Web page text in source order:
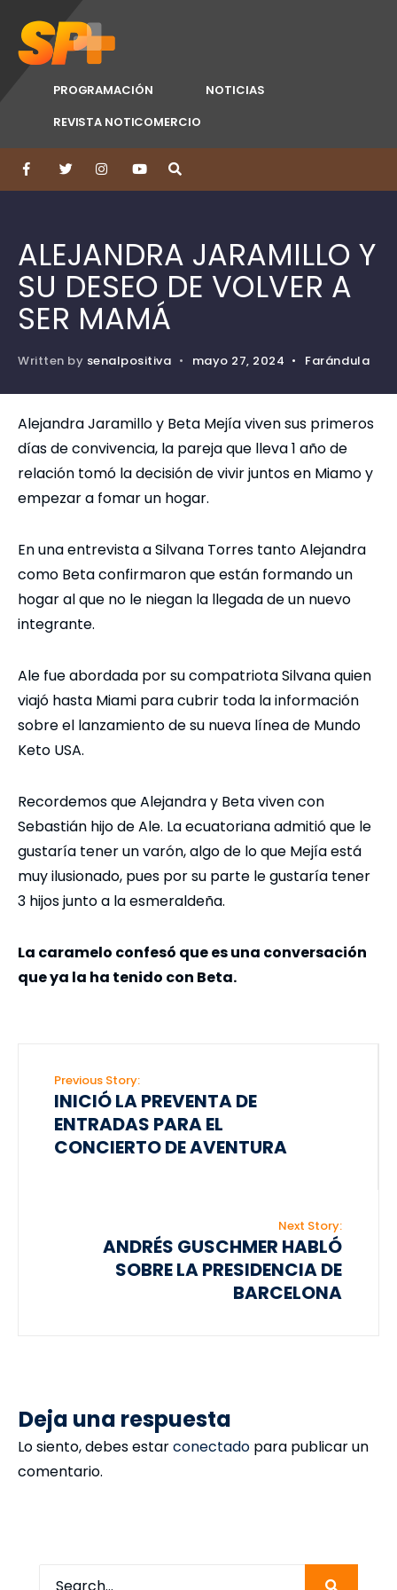
PROGRAMACIÓN
NOTICIAS
REVISTA NOTICOMERCIO
ALEJANDRA JARAMILLO Y
SU DESEO DE VOLVER A
SER MAMÁ
Written by senalpositiva • mayo 27, 2024 • Farándula
Alejandra Jaramillo y Beta Mejía viven sus primeros
días de convivencia, la pareja que lleva 1 año de
relación tomó la decisión de vivir juntos en Miamo y
empezar a fomar un hogar.
En una entrevista a Silvana Torres tanto Alejandra
como Beta confirmaron que están formando un
hogar al que no le niegan la llegada de un nuevo
integrante.
Ale fue abordada por su compatriota Silvana quien
viajó hasta Miami para cubrir toda la información
sobre el lanzamiento de su nueva línea de Mundo
Keto USA.
Recordemos que Alejandra y Beta viven con
Sebastián hijo de Ale. La ecuatoriana admitió que le
gustaría tener un varón, algo de lo que Mejía está
muy ilusionado, pues por su parte le gustaría tener
3 hijos junto a la esmeraldeña.
La caramelo confesó que es una conversación
que ya la ha tenido con Beta.
Previous Story:
INICIÓ LA PREVENTA DE
ENTRADAS PARA EL
CONCIERTO DE AVENTURA
Next Story:
ANDRÉS GUSCHMER HABLÓ
SOBRE LA PRESIDENCIA DE
BARCELONA
Deja una respuesta
Lo siento, debes estarconectado para publicar un
comentario.